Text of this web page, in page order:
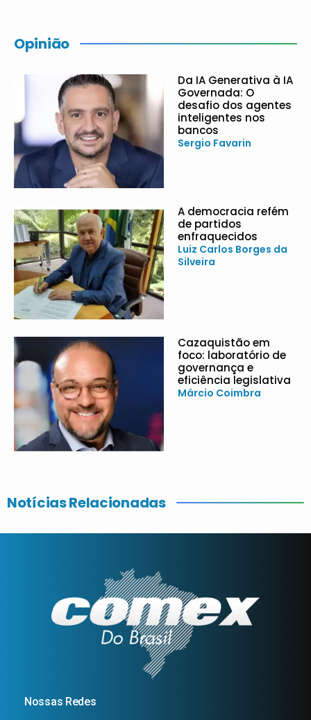
Opinião
Da IA Generativa à IA
Governada: O
desafio dos agentes
inteligentes nos
bancos
Sergio Favarin
A democracia refém
de partidos
enfraquecidos
Luiz Carlos Borges da
Silveira
Cazaquistão em
foco: laboratório de
governança e
eficiência legislativa
Márcio Coimbra
Notícias Relacionadas
Nossas Redes